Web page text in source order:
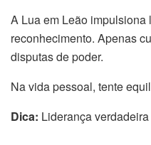
A Lua em Leão
reconhecimento. Apenas
disputas de poder.
Na vida pessoal, tente
Dica: Liderança